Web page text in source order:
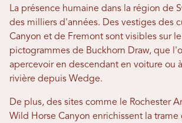
La présence humaine dans la région de
des milliers d'années. Des vestiges des
Canyon et de Fremont sont visibles sur
pictogrammes de Buckhorn Draw, que
apercevoir en descendant en voiture ou
rivière depuis Wedge.
De plus, des sites comme le Rochester
Wild Horse Canyon enrichissent la trame